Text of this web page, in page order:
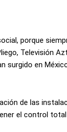
porque
Televisión
surgido en
de las
el control total